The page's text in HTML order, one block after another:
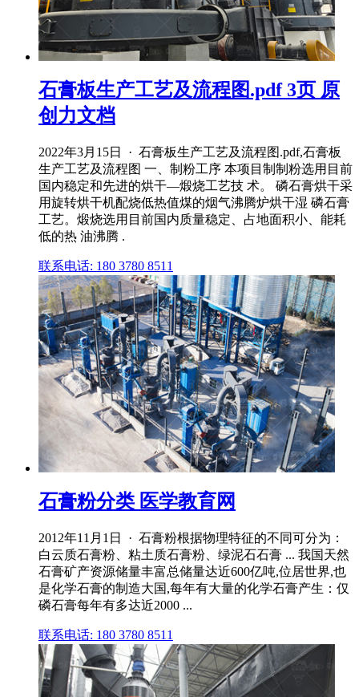
石膏板生产工艺及流程图.pdf 3页 原
创力文档
2022年3月15日 · 石膏板生产工艺及流程图.pdf,石膏板
生产工艺及流程图 一、制粉工序 本项目制制粉选用目前
国内稳定和先进的烘干—煅烧工艺技 术。 磷石膏烘干采
用旋转烘干机配烧低热值煤的烟气沸腾炉烘干湿 磷石膏
工艺。煅烧选用目前国内质量稳定、占地面积小、能耗
低的热 油沸腾 .
联系电话: 180 3780 8511
石膏粉分类 医学教育网
2012年11月1日 · 石膏粉根据物理特征的不同可分为：
白云质石膏粉、粘土质石膏粉、绿泥石石膏 ... 我国天然
石膏矿产资源储量丰富总储量达近600亿吨,位居世界,也
是化学石膏的制造大国,每年有大量的化学石膏产生：仅
磷石膏每年有多达近2000 ...
联系电话: 180 3780 8511